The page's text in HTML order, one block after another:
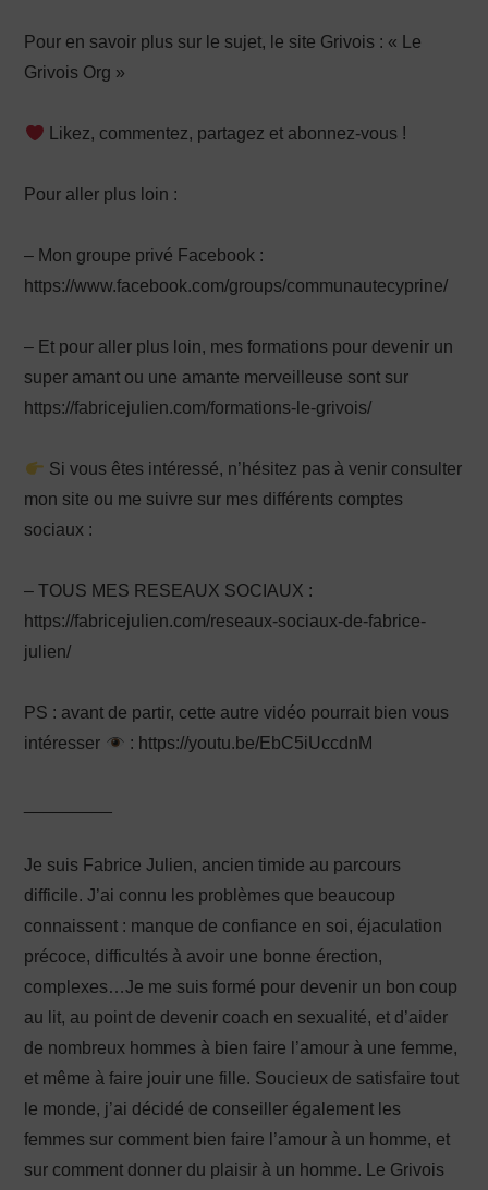
Pour en savoir plus sur le sujet, le site Grivois : « Le
Grivois Org »
Likez, commentez, partagez et abonnez-vous !
Pour aller plus loin :
– Mon groupe privé Facebook :
https://www.facebook.com/groups/communautecyprine/
– Et pour aller plus loin, mes formations pour devenir un
super amant ou une amante merveilleuse sont sur
https://fabricejulien.com/formations-le-grivois/
Si vous êtes intéressé, n’hésitez pas à venir consulter
mon site ou me suivre sur mes différents comptes
sociaux :
– TOUS MES RESEAUX SOCIAUX :
https://fabricejulien.com/reseaux-sociaux-de-fabrice-
julien/
PS : avant de partir, cette autre vidéo pourrait bien vous
intéresser
: https://youtu.be/EbC5iUccdnM
Je suis Fabrice Julien, ancien timide au parcours
difficile. J’ai connu les problèmes que beaucoup
connaissent : manque de confiance en soi, éjaculation
précoce, difficultés à avoir une bonne érection,
complexes…Je me suis formé pour devenir un bon coup
au lit, au point de devenir coach en sexualité, et d’aider
de nombreux hommes à bien faire l’amour à une femme,
et même à faire jouir une fille. Soucieux de satisfaire tout
le monde, j’ai décidé de conseiller également les
femmes sur comment bien faire l’amour à un homme, et
sur comment donner du plaisir à un homme. Le Grivois